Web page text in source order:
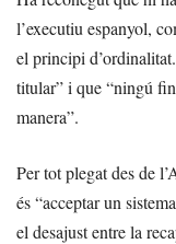
l’executiu espanyol,
el principi
titular” i que “ningú
manera”.
Per tot plegat des de
és “acceptar un
el desajust entre la